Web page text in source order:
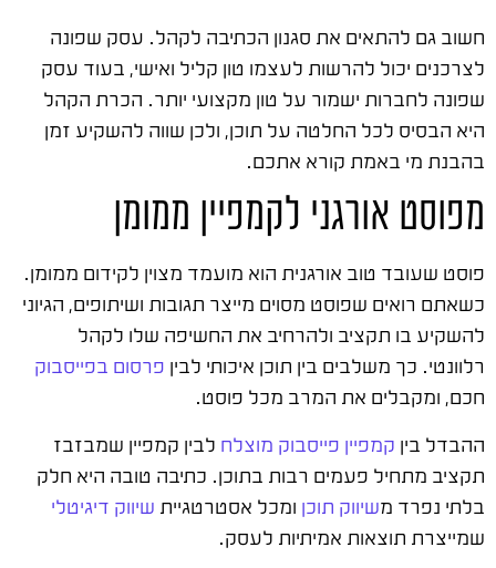
חשוב גם להתאים את סגנון הכתיבה לקהל. עסק שפונה
לצרכנים יכול להרשות לעצמו טון קליל ואישי, בעוד עסק
שפונה לחברות ישמור על טון מקצועי יותר. הכרת הקהל
היא הבסיס לכל החלטה על תוכן, ולכן שווה להשקיע זמן
בהבנת מי באמת קורא אתכם.
מפוסט אורגני לקמפיין ממומן
פוסט שעובד טוב אורגנית הוא מועמד מצוין לקידום ממומן.
כשאתם רואים שפוסט מסוים מייצר תגובות ושיתופים, הגיוני
להשקיע בו תקציב ולהרחיב את החשיפה שלו לקהל
רלוונטי. כך משלבים בין תוכן איכותי לבין פרסום בפייסבוק
חכם, ומקבלים את המרב מכל פוסט.
ההבדל בין קמפיין פייסבוק מוצלח לבין קמפיין שמבזבז
תקציב מתחיל פעמים רבות בתוכן. כתיבה טובה היא חלק
בלתי נפרד משיווק תוכן ומכל אסטרטגיית שיווק דיגיטלי
שמייצרת תוצאות אמיתיות לעסק.